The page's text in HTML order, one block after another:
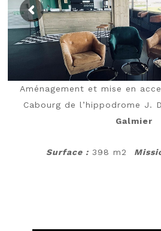
Aménagement et mise en
Cabourg de l’hippodrome J.
Galmier
Surface : 398 m2